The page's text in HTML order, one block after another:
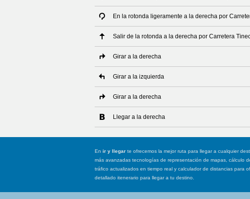
En la rotonda ligeramente a la derecha por
Salir de la rotonda a la derecha por Carretera
Girar a la derecha
Girar a la izquierda
Girar a la derecha
Llegar a la derecha
En ir y llegar te ofrecemos la mejor ruta para llegar a cualquier
más avanzadas tecnologías de representación de mapas, cálculo
tráfico actualizados en tiempo real y calculador de distancias para
detallado itenerario para llegar a tu destino.